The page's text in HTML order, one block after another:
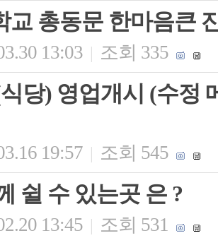
교 총동문 한마음큰
13:03 | 조회 335
당) 영업개시 (수정
19:57 | 조회 545
쉴 수 있는곳 은 ?
13:45 | 조회 531